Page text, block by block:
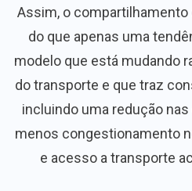
Assim, o
do que apenas uma
modelo que está mudando
do transporte e que traz
incluindo uma redução
menos congestionamento
e acesso a transporte